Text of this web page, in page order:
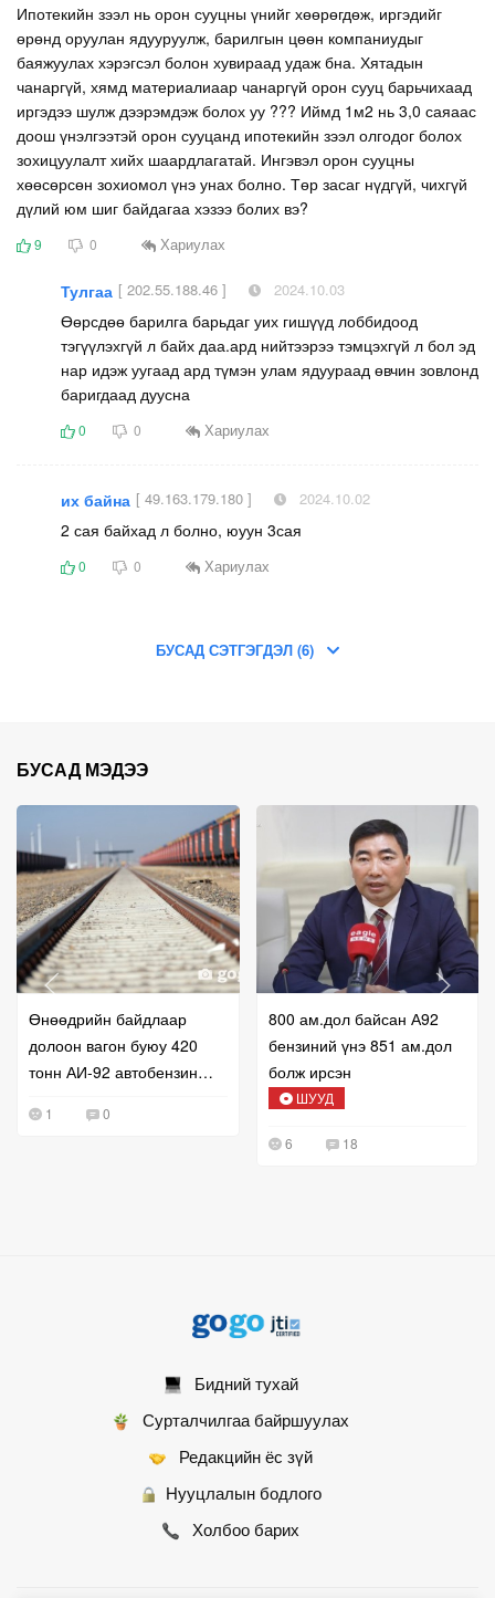
Ипотекийн зээл нь орон сууцны үнийг хөөрөгдөж, иргэдийг
өрөнд оруулан ядууруулж, барилгын цөөн компаниудыг
баяжуулах хэрэгсэл болон хувираад удаж бна. Хятадын
чанаргүй, хямд материалиаар чанаргүй орон сууц барьчихаад
иргэдээ шулж дээрэмдэж болох уу ??? Иймд 1м2 нь 3,0 саяаас
доош үнэлгээтэй орон сууцанд ипотекийн зээл олгодог болох
зохицуулалт хийх шаардлагатай. Ингэвэл орон сууцны
хөөсөрсөн зохиомол үнэ унах болно. Төр засаг нүдгүй, чихгүй
дүлий юм шиг байдагаа хэзээ болих вэ?
9 0 Хариулах
Тулгаа [ 202.55.188.46 ] 2024.10.03
Өөрсдөө барилга барьдаг уих гишүүд лоббидоод
тэгүүлэхгүй л байх даа.ард нийтээрээ тэмцэхгүй л бол эд
нар идэж уугаад ард түмэн улам ядуураад өвчин зовлонд
баригдаад дуусна
0 0 Хариулах
их байна [ 49.163.179.180 ] 2024.10.02
2 сая байхад л болно, юуун 3сая
0 0 Хариулах
БУСАД СЭТГЭГДЭЛ (6)
БУСАД МЭДЭЭ
Өнөөдрийн байдлаар
долоон вагон буюу 420
тонн АИ-92 автобензин
1 0
800 ам.дол байсан А92
бензиний үнэ 851 ам.дол
болж ирсэн
ШУУД
6 18
Бидний тухай
Сурталчилгаа байршуулах
Редакцийн ёс зүй
Нууцлалын бодлого
Холбоо барих